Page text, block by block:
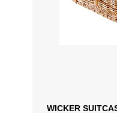
WICKER